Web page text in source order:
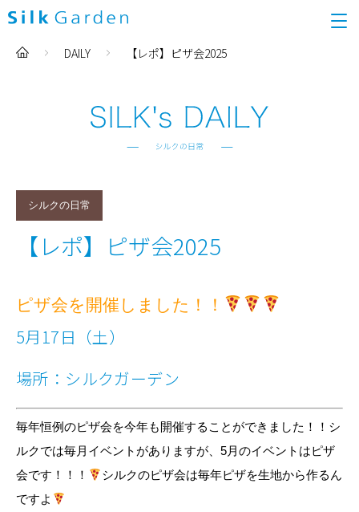
DAILY 【レポ】ピザ会2025
シルクの日常
【レポ】ピザ会2025
ピザ会を開催しました！！
5月17日（土）
場所：シルクガーデン
毎年恒例のピザ会を今年も開催することができました！！シ
ルクでは毎月イベントがありますが、5月のイベントはピザ
会です！！！
シルクのピザ会は毎年ピザを生地から作るん
ですよ